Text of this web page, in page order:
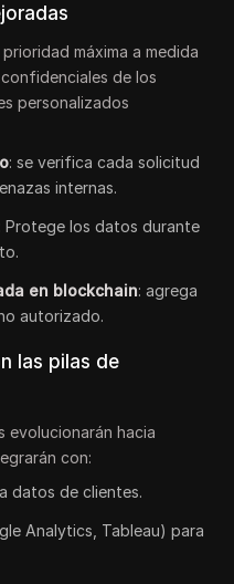
máxima a medida
de los
personalizados
: se verifica cada solicitud
internas.
: Protege los datos durante
en blockchain: agrega
autorizado.
las pilas de
evolucionarán hacia
con:
datos de clientes.
Analytics, Tableau) para